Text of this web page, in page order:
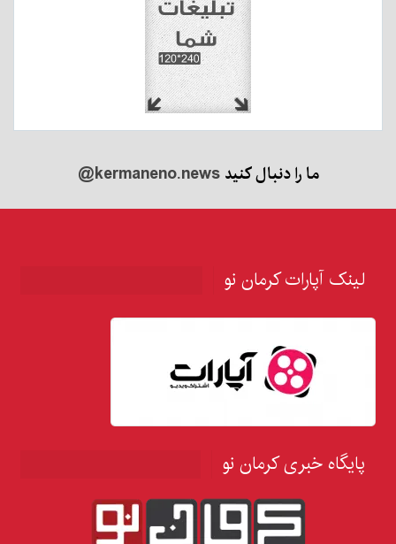
ما را دنبال کنید@kermaneno.news
لینک آپارات کرمان نو
پایگاه خبری کرمان نو